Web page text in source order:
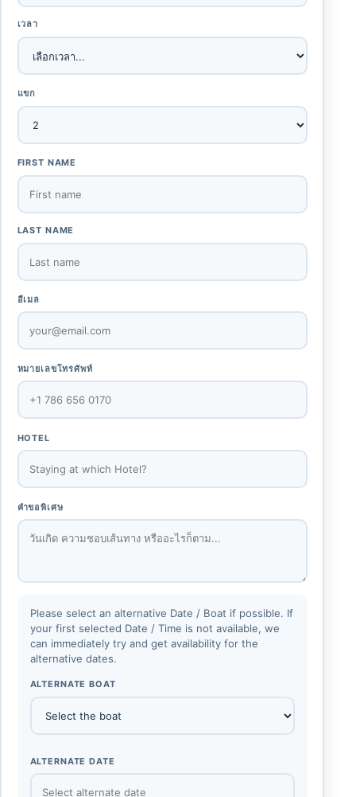
เวลา
แขก
FIRST NAME
LAST NAME
อีเมล
หมายเลขโทรศัพท์
HOTEL
คำขอพิเศษ
Please select an alternative Date / Boat if possible. If
your first selected Date / Time is not available, we
can immediately try and get availability for the
alternative dates.
ALTERNATE BOAT
ALTERNATE DATE